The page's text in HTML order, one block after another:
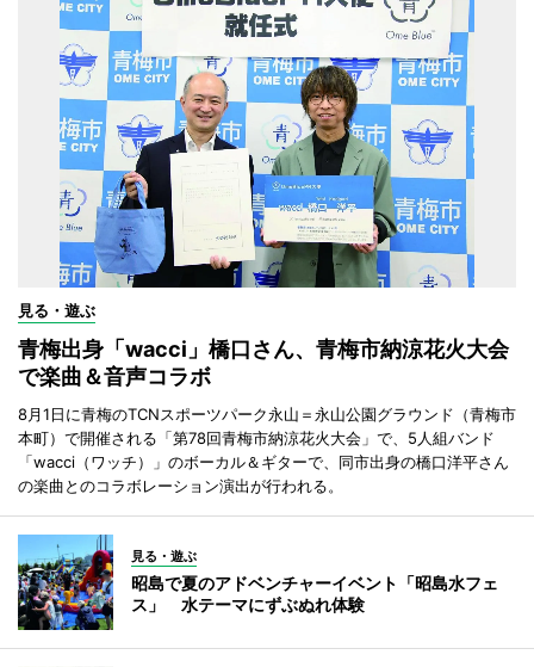
見る・遊ぶ
青梅出身「wacci」橋口さん、青梅市納涼花火大会
で楽曲＆音声コラボ
8月1日に青梅のTCNスポーツパーク永山＝永山公園グラウンド（青梅市
本町）で開催される「第78回青梅市納涼花火大会」で、5人組バンド
「wacci（ワッチ）」のボーカル＆ギターで、同市出身の橋口洋平さん
の楽曲とのコラボレーション演出が行われる。
見る・遊ぶ
昭島で夏のアドベンチャーイベント「昭島水フェ
ス」 水テーマにずぶぬれ体験